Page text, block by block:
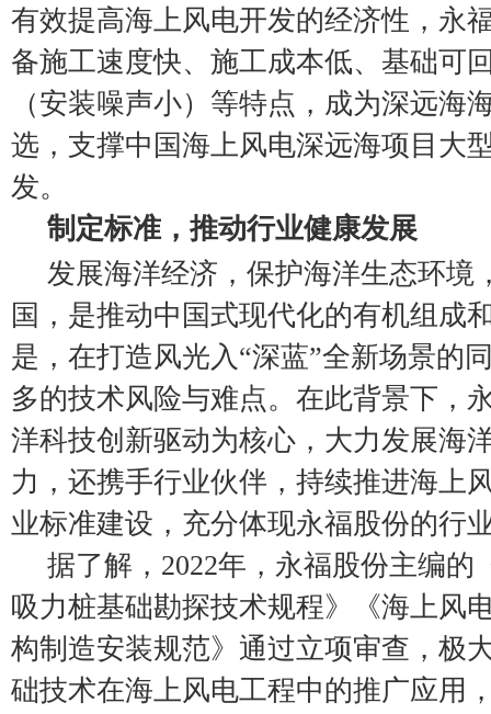
有效提高海上风电开发的经济性，永
备施工速度快、施工成本低、基础可
（安装噪声小）等特点，成为深远海
选，支撑中国海上风电深远海项目大
发。
制定标准，推动行业健康发展
发展海洋经济，保护海洋生态环境
国，是推动中国式现代化的有机组成
是，在打造风光入“深蓝”全新场景的
多的技术风险与难点。在此背景下，
洋科技创新驱动为核心，大力发展海
力，还携手行业伙伴，持续推进海上
业标准建设，充分体现永福股份的行
据了解，2022年，永福股份主编的
吸力桩基础勘探技术规程》《海上风
构制造安装规范》通过立项审查，极
础技术在海上风电工程中的推广应用